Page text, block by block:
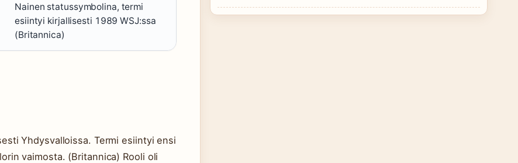
Nainen statussymbolina, termi
esiintyi kirjallisesti 1989 WSJ:ssa
(Britannica)
Yhdysvalloissa. Termi esiintyi ensi
vaimosta. (Britannica) Rooli oli